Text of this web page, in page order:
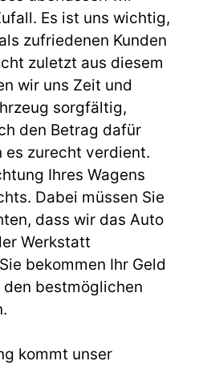
Es ist uns wichtig,
zufriedenen Kunden
zuletzt aus diesem
wir uns Zeit und
sorgfältig,
den Betrag dafür
es zurecht verdient.
Ihres Wagens
Dabei müssen Sie
dass wir das Auto
Werkstatt
bekommen Ihr Geld
den bestmöglichen
kommt unser